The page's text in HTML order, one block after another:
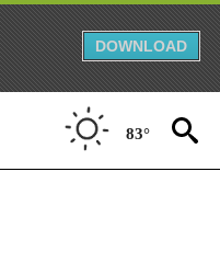
DOWNLOAD
83°